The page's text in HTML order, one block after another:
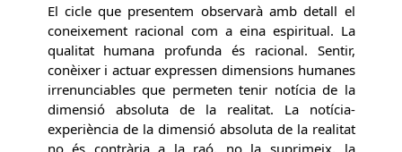
El cicle que presentem observarà amb detall el
coneixement racional com a eina espiritual. La
qualitat humana profunda és racional. Sentir,
conèixer i actuar expressen dimensions humanes
irrenunciables que permeten tenir notícia de la
dimensió absoluta de la realitat. La notícia-
experiència de la dimensió absoluta de la realitat
no és contrària a la raó, no la suprimeix, la